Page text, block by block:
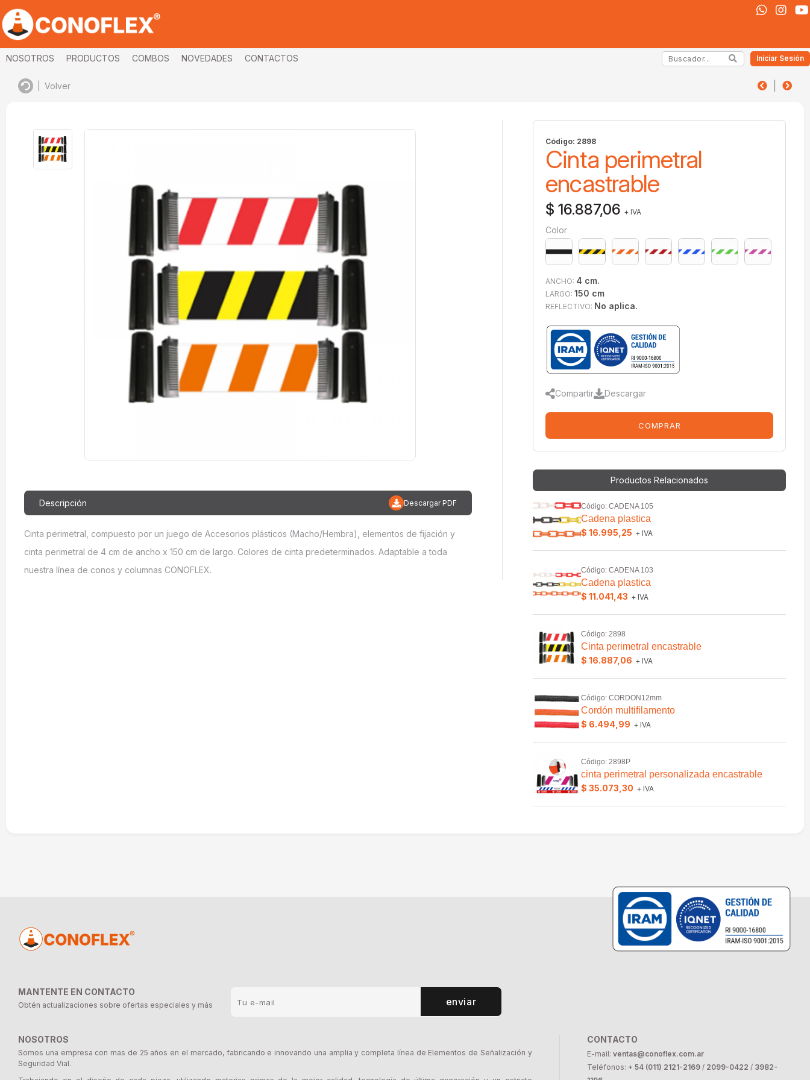
NOSOTROS PRODUCTOS COMBOS NOVEDADES CONTACTOS Iniciar Sesión
Volver
Código: 2898
Cinta perimetral
encastrable
$ 16.887,06 + IVA
Color
ANCHO: 4 cm.
LARGO: 150 cm
REFLECTIVO: No aplica.
Compartir Descargar
COMPRAR
Productos Relacionados
Código: CADENA 105
Cadena plastica
$ 16.995,25 + IVA
Código: CADENA 103
Cadena plastica
$ 11.041,43 + IVA
Código: 2898
Cinta perimetral encastrable
$ 16.887,06 + IVA
Código: CORDON12mm
Cordón multifilamento
$ 6.494,99 + IVA
Código: 2898P
cinta perimetral personalizada encastrable
$ 35.073,30 + IVA
Descripción Descargar PDF
Cinta perimetral, compuesto por un juego de Accesorios plásticos (Macho/Hembra), elementos de fijación y
cinta perimetral de 4 cm de ancho x 150 cm de largo. Colores de cinta predeterminados. Adaptable a toda
nuestra línea de conos y columnas CONOFLEX.
MANTENTE EN CONTACTO
Obtén actualizaciones sobre ofertas especiales y más enviar
NOSOTROS
Somos una empresa con mas de 25 años en el mercado, fabricando e innovando una amplia y completa línea de Elementos de Señalización y
Seguridad Vial.
CONTACTO
E-mail: ventas@conoflex.com.ar
Teléfonos: + 54 (011) 2121-2169/ 2099-0422 / 3982-